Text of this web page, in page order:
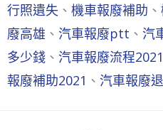
行照遺失 、 機車報廢補助 、
廢高雄 、 汽車報廢ptt 、 汽
多少錢 、 汽車報廢流程2021
報廢補助2021 、 汽車報廢